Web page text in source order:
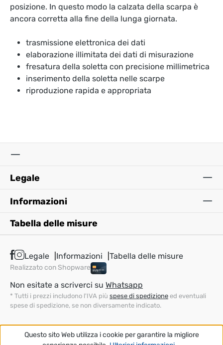
posizione. In questo modo la calzata della scarpa è
ancora corretta alla fine della lunga giornata.
trasmissione elettronica dei dati
elaborazione illimitata dei dati di misurazione
fresatura della soletta con precisione millimetrica
inserimento della soletta nelle scarpe
riproduzione rapida e appropriata
Legale
Informazioni
Tabella delle misure
Legale Informazioni Tabella delle misure
Realizzato con Shopware
Non esitate a scriverci su Whatsapp
* Tutti i prezzi includono l'IVA più spese di spedizione ed eventuali
spese di spedizione, se non diversamente indicato.
Questo sito Web utilizza i cookie per garantire la migliore